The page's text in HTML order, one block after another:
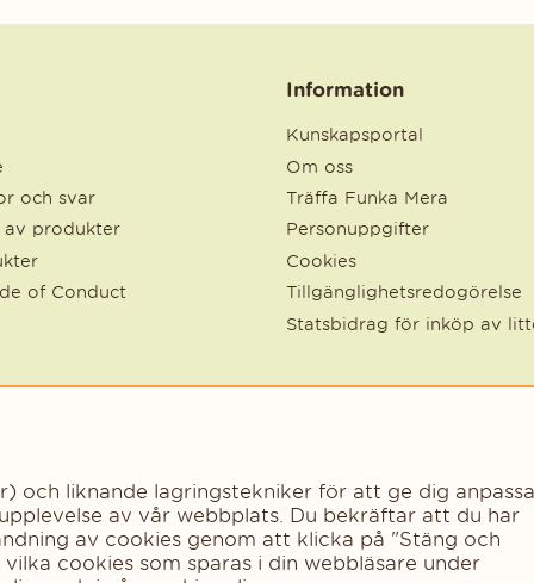
och svar
av produkter
of Conduct
Information
Kunskapsportal
Om oss
Träffa Funka Mera
Personuppgifter
Cookies
Tillgänglighetsredogörelse
Statsbidrag för inköp av
Copyright © 2023 - Funka Mera Norden AB
och liknande lagringstekniker för att ge dig
av vår webbplats. Du bekräftar att du har
av cookies genom att klicka på "Stäng och
cookies som sparas i din webbläsare under